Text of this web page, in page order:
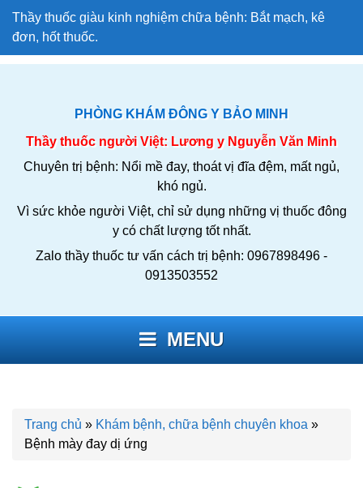
Thầy thuốc giàu kinh nghiệm chữa bệnh: Bắt mạch, kê
đơn, hốt thuốc.
PHÒNG KHÁM ĐÔNG Y BẢO MINH
Thầy thuốc người Việt: Lương y Nguyễn Văn Minh
Chuyên trị bệnh: Nổi mề đay, thoát vị đĩa đệm, mất ngủ,
khó ngủ.
Vì sức khỏe người Việt, chỉ sử dụng những vị thuốc đông
y có chất lượng tốt nhất.
Zalo thầy thuốc tư vấn cách trị bệnh: 0967898496 -
0913503552
MENU
Trang chủ » Khám bệnh, chữa bệnh chuyên khoa »
Bệnh mày đay dị ứng